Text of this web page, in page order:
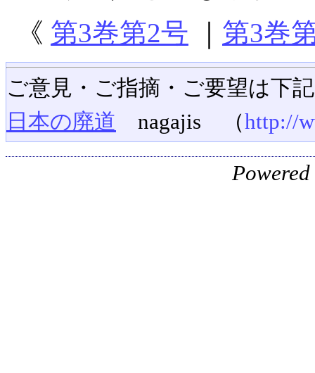
《 第3巻第2号 第3巻
ご意見・ご指摘・ご要望は下
日本の廃道 nagajis （http://